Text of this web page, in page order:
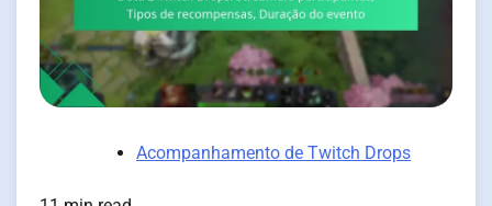
Acompanhamento de Twitch Drops